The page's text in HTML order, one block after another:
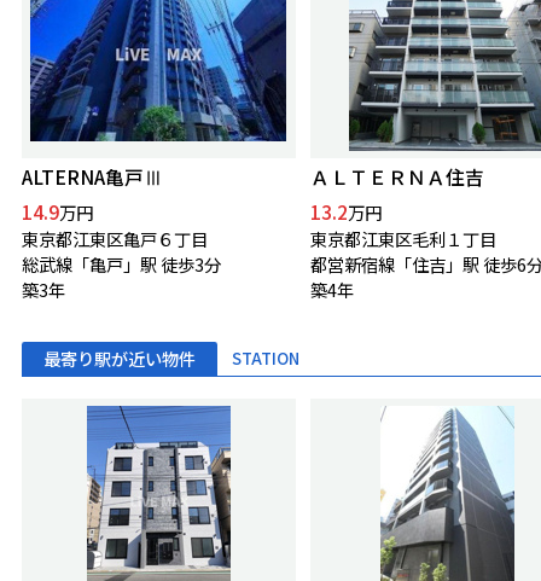
ALTERNA亀戸Ⅲ
14.9万円
東京都江東区亀戸６丁目
総武線「亀戸」駅 徒歩3分
築3年
ＡＬＴＥＲＮＡ住吉
13.2万円
東京都江東区毛利１丁目
都営新宿線「住吉」駅 徒歩6
築4年
最寄り駅が近い物件 STATION